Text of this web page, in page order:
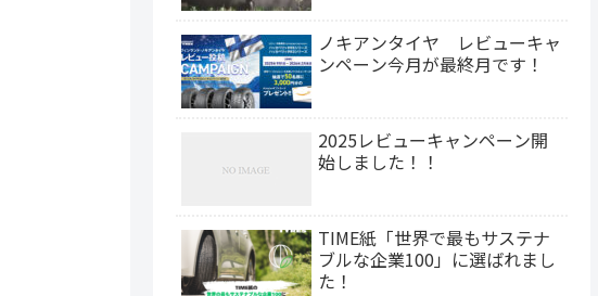
ノキアンタイヤ レビューキャ
ンペーン今月が最終月です！
2025レビューキャンペーン開
始しました！！
TIME紙「世界で最もサステナ
ブルな企業100」に選ばれまし
た！